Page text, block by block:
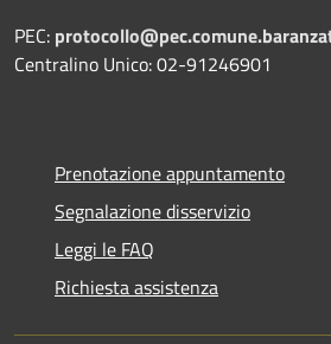
PEC:
Centralino Unico: 02-91246901
Prenotazione appuntamento
Segnalazione disservizio
Leggi le FAQ
Richiesta assistenza